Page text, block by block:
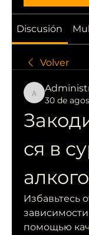
Discusión
Volver
Administrator
30 de
ся в
Избавьтесь
помощью